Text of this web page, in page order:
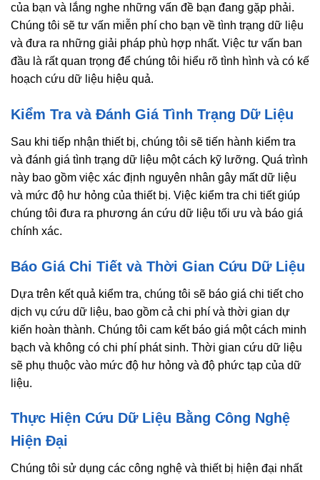
của bạn và lắng nghe những vấn đề bạn đang gặp phải.
Chúng tôi sẽ tư vấn miễn phí cho bạn về tình trạng dữ liệu
và đưa ra những giải pháp phù hợp nhất. Việc tư vấn ban
đầu là rất quan trọng để chúng tôi hiểu rõ tình hình và có kế
hoạch cứu dữ liệu hiệu quả.
Kiểm Tra và Đánh Giá Tình Trạng Dữ Liệu
Sau khi tiếp nhận thiết bị, chúng tôi sẽ tiến hành kiểm tra
và đánh giá tình trạng dữ liệu một cách kỹ lưỡng. Quá trình
này bao gồm việc xác định nguyên nhân gây mất dữ liệu
và mức độ hư hỏng của thiết bị. Việc kiểm tra chi tiết giúp
chúng tôi đưa ra phương án cứu dữ liệu tối ưu và báo giá
chính xác.
Báo Giá Chi Tiết và Thời Gian Cứu Dữ Liệu
Dựa trên kết quả kiểm tra, chúng tôi sẽ báo giá chi tiết cho
dịch vụ cứu dữ liệu, bao gồm cả chi phí và thời gian dự
kiến hoàn thành. Chúng tôi cam kết báo giá một cách minh
bạch và không có chi phí phát sinh. Thời gian cứu dữ liệu
sẽ phụ thuộc vào mức độ hư hỏng và độ phức tạp của dữ
liệu.
Thực Hiện Cứu Dữ Liệu Bằng Công Nghệ
Hiện Đại
Chúng tôi sử dụng các công nghệ và thiết bị hiện đại nhất